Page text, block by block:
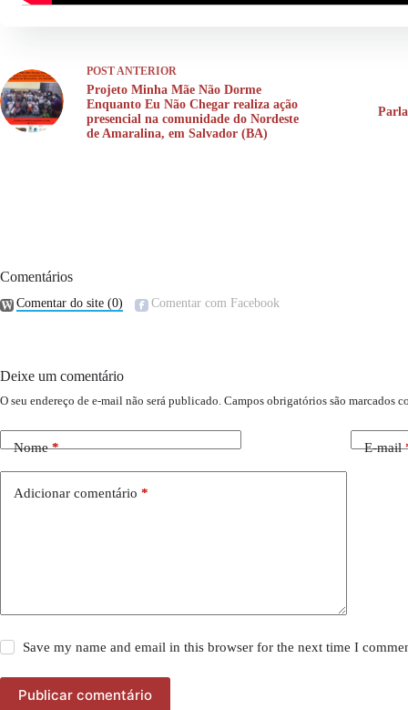
POST ANTERIOR
Projeto Minha Mãe Não Dorme
Enquanto Eu Não Chegar realiza ação
presencial na comunidade do Nordeste
de Amaralina, em Salvador (BA)
Comentários
Comentar do site(0) Comentar com Facebook
Deixe um comentário
O seu endereço de e-mail não será publicado. Campos obrigatórios são marcados
Nome* E-mail
Adicionar comentário *
Save my name and email in this browser for the next time I
Publicar comentário